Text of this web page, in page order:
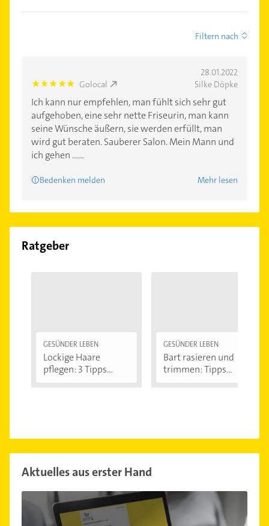
Filtern nach
28.01.2022
5.0 Golocal Silke Döpke
Ich kann nur empfehlen, man fühlt sich sehr gut
aufgehoben, eine sehr nette Friseurin, man kann
seine Wünsche äußern, sie werden erfüllt, man
wird gut beraten. Sauberer Salon. Mein Mann und
ich gehen ......
Bedenken melden Mehr lesen
Ratgeber
GESÜNDER LEBEN
Lockige Haare
pflegen: 3 Tipps...
GESÜNDER LEBEN
Bart rasieren und
trimmen: Tipps...
Aktuelles aus erster Hand